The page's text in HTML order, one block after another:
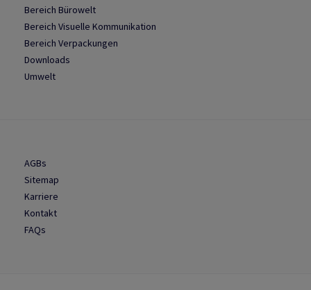
Bereich Bürowelt
Bereich Visuelle Kommunikation
Bereich Verpackungen
Downloads
Umwelt
AGBs
Sitemap
Karriere
Kontakt
FAQs